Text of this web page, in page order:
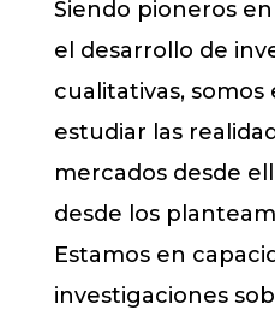
Siendo pioneros
el desarrollo de
cualitativas, somos
estudiar las
mercados desde
desde los
Estamos en
investigaciones